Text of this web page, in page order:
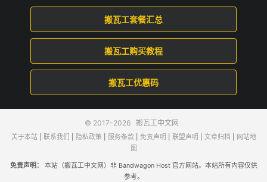
搬瓦工套餐汇总
搬瓦工购买教程
搬瓦工优惠码
© 2017-2026 搬瓦工中文网
关于本站| 联系我们 隐私政策 服务条款 免责声明 联盟声明 文章归档
网站地
图
免责声明：
本站（搬瓦工中文网）非 Bandwagon Host 官方网站。本站所有内容仅供
参考。